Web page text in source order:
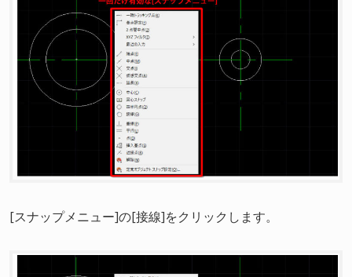
[スナップメニュー]の[接線]をクリックします。